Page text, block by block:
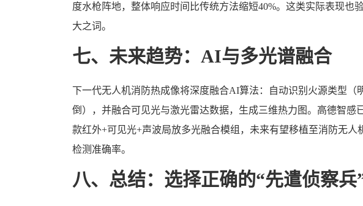
度水枪阵地，整体响应时间比传统方法缩短40%。这类实际表现也
大之词。
七、未来趋势：AI与多光谱融合
下一代无人机消防热成像将深度融合AI算法：自动识别火源类型（
倒），并融合可见光与激光雷达数据，生成三维热力图。高德智感
款红外+可见光+声波局放多光融合模组，未来有望移植至消防无人
检测准确率。
八、总结：选择正确的“先遣侦察兵